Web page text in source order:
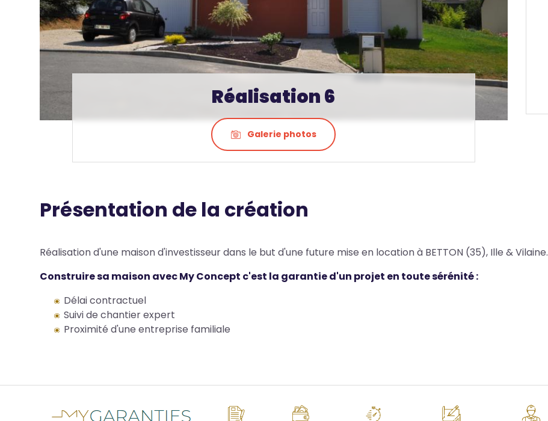
Réalisation 6
Galerie photos
Présentation de la création
Réalisation d'une maison d'investisseur dans le but d'une future mise en location à BETTON (35), Ille & Vilaine.
Construire sa maison avec My Concept c'est la garantie d'un projet en toute sérénité :
Délai contractuel
Suivi de chantier expert
Proximité d'une entreprise familiale